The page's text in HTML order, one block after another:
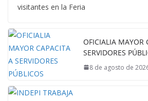
visitantes en la Feria
OFICIALIA MAYOR
SERVIDORES
8 de agosto de